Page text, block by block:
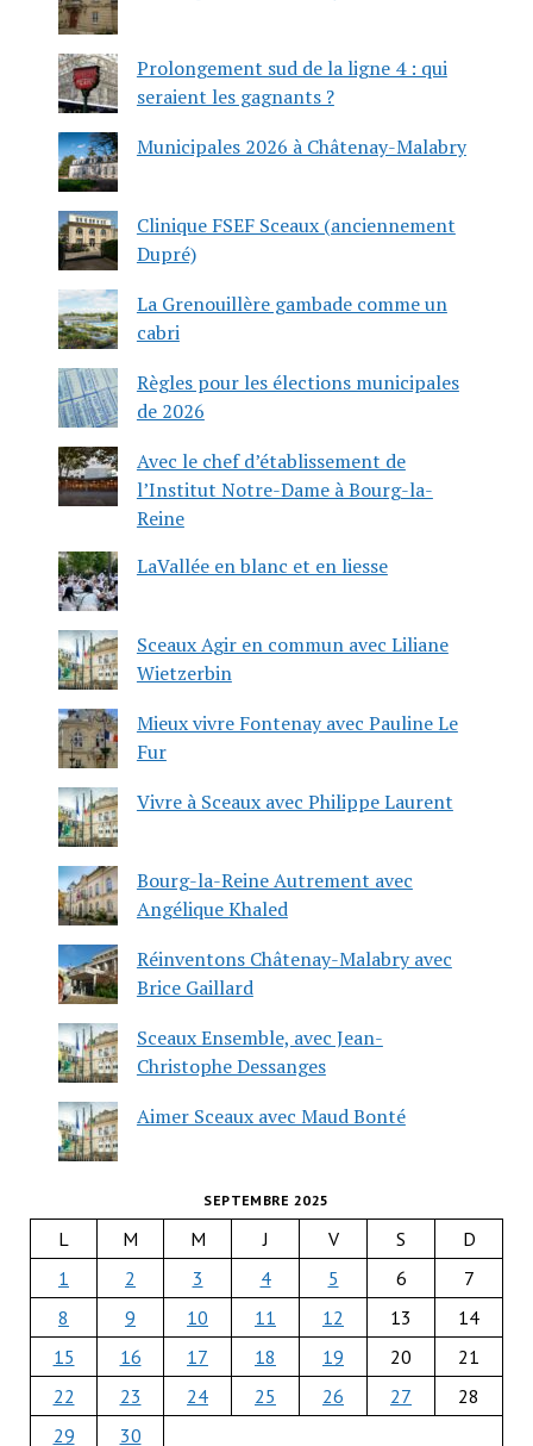
Prolongement sud de la ligne 4 : qui
seraient les gagnants ?
Municipales 2026 à Châtenay-Malabry
Clinique FSEF Sceaux (anciennement
Dupré)
La Grenouillère gambade comme un
cabri
Règles pour les élections municipales
de 2026
Avec le chef d’établissement de
l’Institut Notre-Dame à Bourg-la-
Reine
LaVallée en blanc et en liesse
Sceaux Agir en commun avec Liliane
Wietzerbin
Mieux vivre Fontenay avec Pauline Le
Fur
Vivre à Sceaux avec Philippe Laurent
Bourg-la-Reine Autrement avec
Angélique Khaled
Réinventons Châtenay-Malabry avec
Brice Gaillard
Sceaux Ensemble, avec Jean-
Christophe Dessanges
Aimer Sceaux avec Maud Bonté
SEPTEMBRE 2025
L M M J V S
D
1
2 3 4 5 6
7
8
9 10 11 12 13
14
15
16 17 18 19 20
21
22
23 24 25 26 27
28
29
30